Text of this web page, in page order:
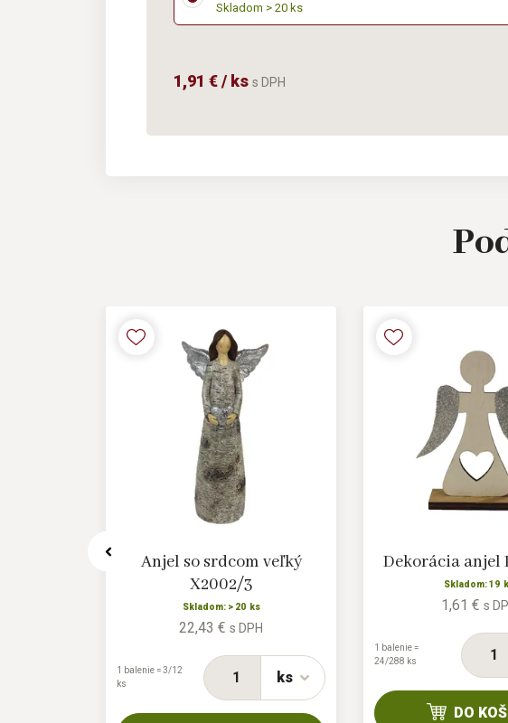
Skladom > 20 ks
1,91 € / ks s DPH
Anjel so srdcom veľký
X2002/3
Skladom: > 20 ks
22,43 € s DPH
ks
1 balenie = 3/12
ks
Dekorácia anjel
Skladom: 19
1,61 € s
1 balenie =
24/288 ks
DO